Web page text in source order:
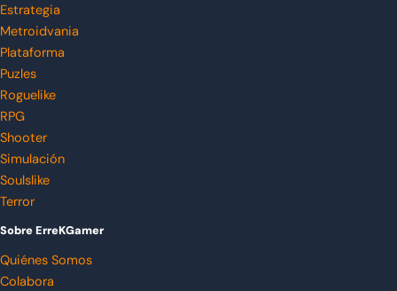
Estrategia
Metroidvania
Plataforma
Puzles
Roguelike
RPG
Shooter
Simulación
Soulslike
Terror
Sobre ErreKGamer
Quiénes Somos
Colabora